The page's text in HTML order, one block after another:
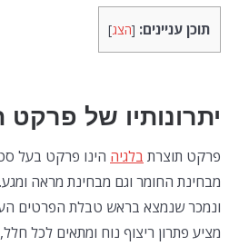
תוכן עניינים: [הצג]
יתרונותיו של פרקט
פרקט תוצרת בלגיה הינו פרקט בעל
מבחינת החומר וגם מבחינת מראה
ונמכר שנמצא בראש טבלת הפרטים
מציע פתרון ריצוף נוח ומתאים לכל